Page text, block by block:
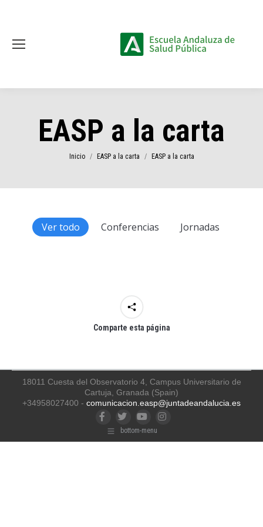
EASP a la carta
Estás aquí:
Inicio EASP a la carta EASP a la carta
Ver todo Conferencias Jornadas
Comparte esta página
18011 Cuesta del Observatorio 4, Campus Universitario de
Cartuja, Granada (Spain)
+34958027400 - comunicacion.easp@juntadeandalucia.es
FacebookTwitterYouTubeInstagram
bottom-menu